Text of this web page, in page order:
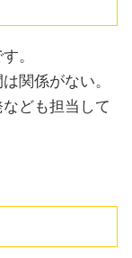
。
関係がない。
ども担当して